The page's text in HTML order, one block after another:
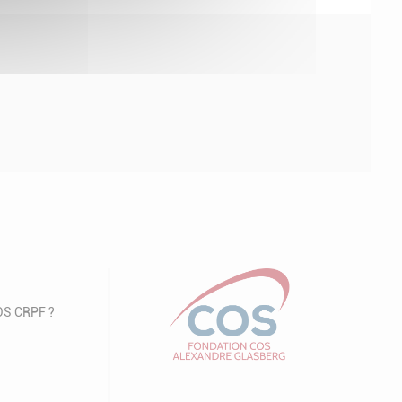
CRPF ?